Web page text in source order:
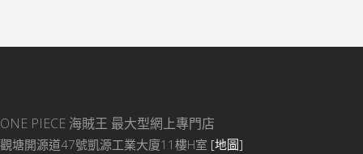
ONE PIECE 海賊王 最大型網上專門店
觀塘開源道47號凱源工業大廈11樓H室 [地圖]